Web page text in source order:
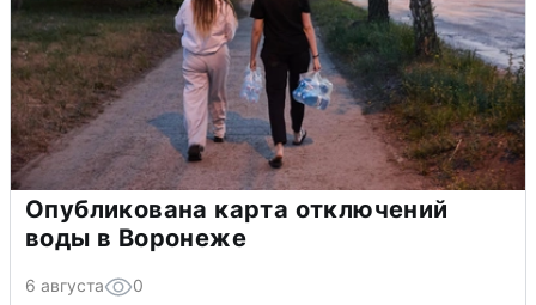
Опубликована карта отключений
воды в Воронеже
6 августа 0